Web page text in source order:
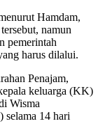
Hamdam,
namun
pemerintah
harus dilalui.
Penajam,
keluarga (KK)
Wisma
selama 14 hari